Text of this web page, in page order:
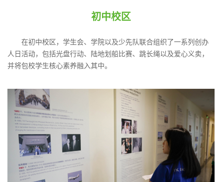
初中校区
在初中校区，学生会、学院以及少先队联合组织了一系列创办
人日活动，包括光盘行动、陆地划船比赛、跳长绳以及爱心义卖，
并将包校学生核心素养融入其中。